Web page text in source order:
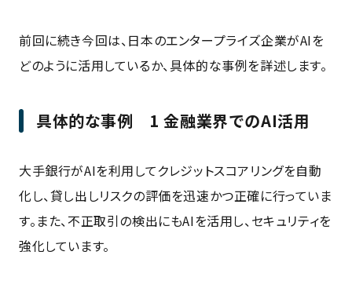
前回に続き今回は、日本のエンタープライズ企業がAIを
どのように活用しているか、具体的な事例を詳述します。
具体的な事例 1 金融業界でのAI活用
大手銀行がAIを利用してクレジットスコアリングを自動
化し、貸し出しリスクの評価を迅速かつ正確に行っていま
す。また、不正取引の検出にもAIを活用し、セキュリティを
強化しています。